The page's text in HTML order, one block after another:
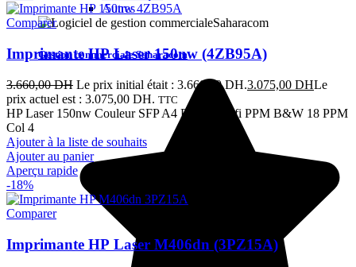
Autres
Gestion commerciale Saharacom
Comparer
Imprimante HP Laser 150nw (4ZB95A)
3.660,00DH Le prix initial était : 3.660,00 DH.3.075,00 DHLe
prix actuel est : 3.075,00 DH. TTC
HP Laser 150nw Couleur SFP A4 Réseau Wifi PPM B&W 18 PPM
Col 4
Ajouter à la liste de souhaits
Ajouter au panier
Aperçu rapide
-18%
Comparer
Imprimante HP Laser M406dn (3PZ15A)